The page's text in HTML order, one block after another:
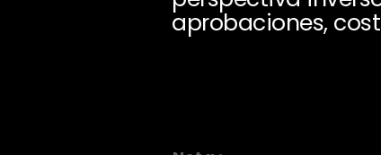
aprobaciones,